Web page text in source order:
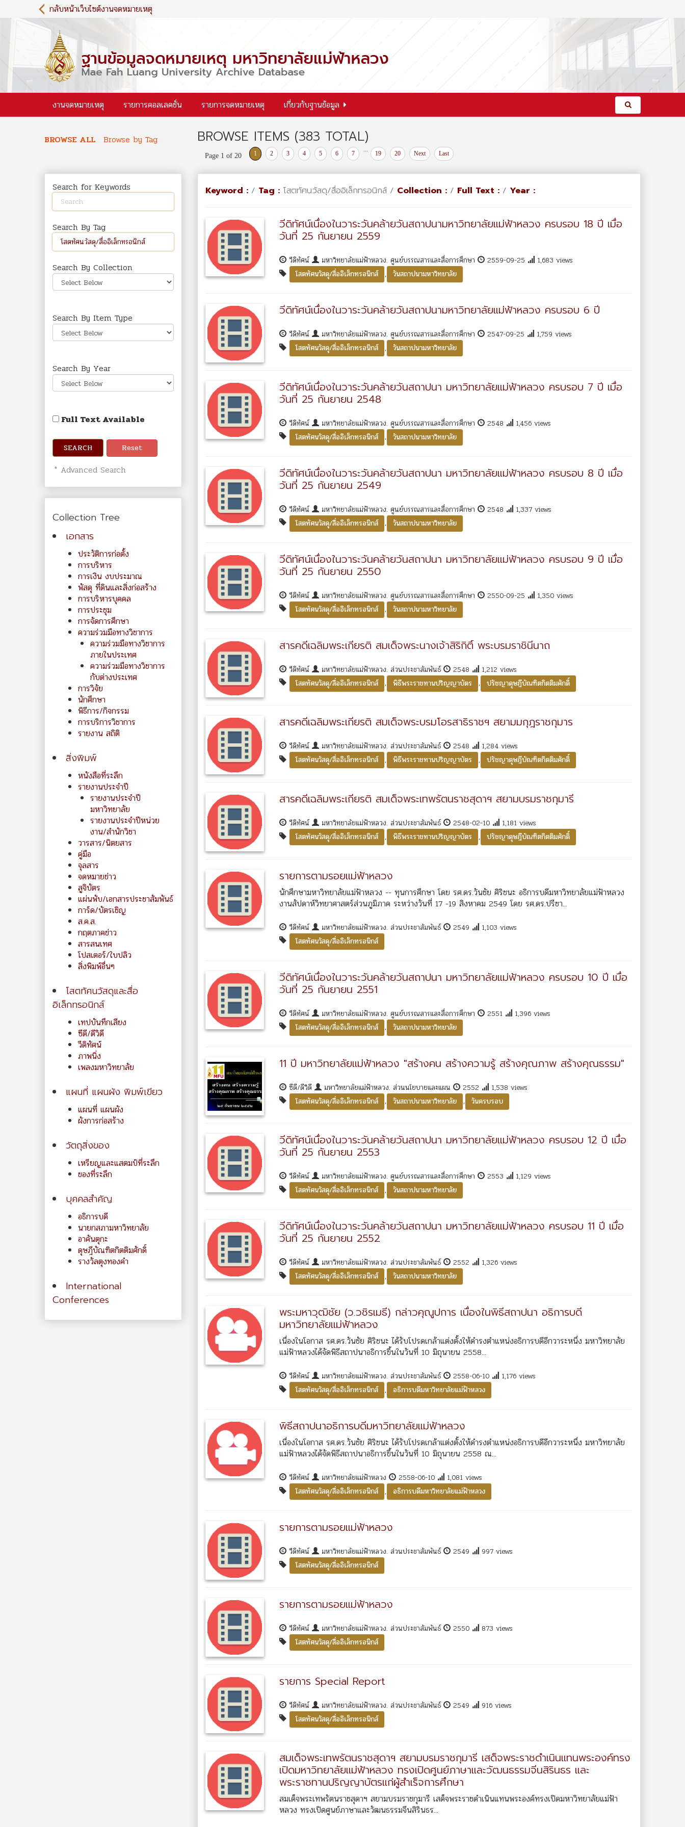
i
c
กลับหน้าเว็บไซต์งานจดหมายเหตุ
งานจดหมายเหตุ รายการคอลเลคชั่น รายการจดหมายเหตุ เกี่ยวกับฐานข้อมูล
BROWSE ALL Browse by Tag BROWSE ITEMS (383 TOTAL)
Page 1 of 20 1 2 3 4 5 6 7
...
19 20 Next Last
Search for Keywords
Search By Tag
Search By Collection
Search By Item Type
Search By Year
Full Text Available
SEARCH Reset
* Advanced Search
Collection Tree
เอกสาร
ประวัติการก่อตั้ง
การบริหาร
การเงิน งบประมาณ
พัสดุ ที่ดินและสิ่งก่อสร้าง
การบริหารบุคคล
การประชุม
การจัดการศึกษา
ความร่วมมือทางวิชาการ
ความร่วมมือทางวิชาการ
ภายในประเทศ
ความร่วมมือทางวิชาการ
กับต่างประเทศ
การวิจัย
นักศึกษา
พิธีการ/กิจกรรม
การบริการวิชาการ
รายงาน สถิติ
สิ่งพิมพ์
หนังสือที่ระลึก
รายงานประจำปี
รายงานประจำปี
มหาวิทยาลัย
รายงานประจำปีหน่วย
งาน/สำนักวิชา
วารสาร/นิตยสาร
คู่มือ
จุลสาร
จดหมายข่าว
สูจิบัตร
แผ่นพับ/เอกสารประชาสัมพันธ์
การ์ด/บัตรเชิญ
ส.ค.ส.
กฤตภาคข่าว
สารสนเทศ
โปสเตอร์/ใบปลิว
สิ่งพิมพ์อื่นๆ
โสตทัศนวัสดุและสื่อ
อิเล็กทรอนิกส์
เทปบันทึกเสียง
ซีดี/ดีวิดี
วีดิทัศน์
ภาพนิ่ง
เพลงมหาวิทยาลัย
แผนที่ แผนผัง พิมพ์เขียว
แผนที่ แผนผัง
ผังการก่อสร้าง
วัตถุสิ่งของ
เหรียญและแสตมป์ที่ระลึก
ของที่ระลึก
บุคคลสำคัญ
อธิการบดี
นายกสภามหาวิทยาลัย
อาคันตุกะ
ดุษฎีบัณฑิตกิตติมศักดิ์
รางวัลตุงทองคำ
International
Conferences
Keyword : / Tag : โสตทัศนวัสดุ/สื่ออิเล็กทรอนิกส์ / Collection : / Full Text : / Year :
วีดิทัศน์เนื่องในวาระวันคล้ายวันสถาปนามหาวิทยาลัยแม่ฟ้าหลวง ครบรอบ 18 ปี เมื่อ
วันที่ 25 กันยายน 2559
วีดิทัศน์ มหาวิทยาลัยแม่ฟ้าหลวง. ศูนย์บรรณสารและสื่อการศึกษา 2559-09-25
1,683 views
โสตทัศนวัสดุ/สื่ออิเล็กทรอนิกส์
, วันสถาปนามหาวิทยาลัย
วีดิทัศน์เนื่องในวาระวันคล้ายวันสถาปนามหาวิทยาลัยแม่ฟ้าหลวง ครบรอบ 6 ปี
วีดิทัศน์ มหาวิทยาลัยแม่ฟ้าหลวง. ศูนย์บรรณสารและสื่อการศึกษา 2547-09-25
1,759 views
โสตทัศนวัสดุ/สื่ออิเล็กทรอนิกส์
, วันสถาปนามหาวิทยาลัย
วีดิทัศน์เนื่องในวาระวันคล้ายวันสถาปนา มหาวิทยาลัยแม่ฟ้าหลวง ครบรอบ 7 ปี เมื่อ
วันที่ 25 กันยายน 2548
วีดิทัศน์ มหาวิทยาลัยแม่ฟ้าหลวง. ศูนย์บรรณสารและสื่อการศึกษา 2548
1,456 views
โสตทัศนวัสดุ/สื่ออิเล็กทรอนิกส์
, วันสถาปนามหาวิทยาลัย
วีดิทัศน์เนื่องในวาระวันคล้ายวันสถาปนา มหาวิทยาลัยแม่ฟ้าหลวง ครบรอบ 8 ปี เมื่อ
วันที่ 25 กันยายน 2549
วีดิทัศน์ มหาวิทยาลัยแม่ฟ้าหลวง. ศูนย์บรรณสารและสื่อการศึกษา 2548
1,337 views
โสตทัศนวัสดุ/สื่ออิเล็กทรอนิกส์
, วันสถาปนามหาวิทยาลัย
วีดิทัศน์เนื่องในวาระวันคล้ายวันสถาปนา มหาวิทยาลัยแม่ฟ้าหลวง ครบรอบ 9 ปี เมื่อ
วันที่ 25 กันยายน 2550
วีดิทัศน์ มหาวิทยาลัยแม่ฟ้าหลวง. ศูนย์บรรณสารและสื่อการศึกษา 2550-09-25
1,350 views
โสตทัศนวัสดุ/สื่ออิเล็กทรอนิกส์
, วันสถาปนามหาวิทยาลัย
สารคดีเฉลิมพระเกียรติ สมเด็จพระนางเจ้าสิริกิติ์ พระบรมราชินีนาถ
วีดิทัศน์ มหาวิทยาลัยแม่ฟ้าหลวง. ส่วนประชาสัมพันธ์ 2548
1,212 views
โสตทัศนวัสดุ/สื่ออิเล็กทรอนิกส์
, พิธีพระราชทานปริญญาบัตร , ปรัชญาดุษฎีบัณฑิตกิตติมศักดิ์
สารคดีเฉลิมพระเกียรติ สมเด็จพระบรมโอรสาธิราชฯ สยามมกุฎราชกุมาร
วีดิทัศน์ มหาวิทยาลัยแม่ฟ้าหลวง. ส่วนประชาสัมพันธ์ 2548
1,284 views
โสตทัศนวัสดุ/สื่ออิเล็กทรอนิกส์
, พิธีพระราชทานปริญญาบัตร , ปรัชญาดุษฎีบัณฑิตกิตติมศักดิ์
สารคดีเฉลิมพระเกียรติ สมเด็จพระเทพรัตนราชสุดาฯ สยามบรมราชกุมารี
วีดิทัศน์ มหาวิทยาลัยแม่ฟ้าหลวง. ส่วนประชาสัมพันธ์ 2548-02-10
1,181 views
โสตทัศนวัสดุ/สื่ออิเล็กทรอนิกส์
, พิธีพระราชทานปริญญาบัตร , ปรัชญาดุษฎีบัณฑิตกิตติมศักดิ์
รายการตามรอยแม่ฟ้าหลวง
นักศึกษามหาวิทยาลัยแม่ฟ้าหลวง -- ทุนการศึกษา โดย รศ.ดร.วันชัย ศิริชนะ อธิการบดีมหาวิทยาลัยแม่ฟ้าหลวง
งานสัปดาห์วิทยาศาสตร์ส่วนภูมิภาค ระหว่างวันที่ 17 -19 สิงหาคม 2549 โดย รศ.ดร.ปรีชา...
วีดิทัศน์ มหาวิทยาลัยแม่ฟ้าหลวง. ส่วนประชาสัมพันธ์ 2549
1,103 views
โสตทัศนวัสดุ/สื่ออิเล็กทรอนิกส์
วีดิทัศน์เนื่องในวาระวันคล้ายวันสถาปนา มหาวิทยาลัยแม่ฟ้าหลวง ครบรอบ 10 ปี เมื่อ
วันที่ 25 กันยายน 2551
วีดิทัศน์ มหาวิทยาลัยแม่ฟ้าหลวง. ศูนย์บรรณสารและสื่อการศึกษา 2551
1,396 views
โสตทัศนวัสดุ/สื่ออิเล็กทรอนิกส์
, วันสถาปนามหาวิทยาลัย
11 ปี มหาวิทยาลัยแม่ฟ้าหลวง "สร้างคน สร้างความรู้ สร้างคุณภาพ สร้างคุณธรรม"
ซีดี/ดีวิดี มหาวิทยาลัยแม่ฟ้าหลวง. ส่วนนโยบายและแผน 2552
1,538 views
โสตทัศนวัสดุ/สื่ออิเล็กทรอนิกส์
, วันสถาปนามหาวิทยาลัย , วันครบรอบ
วีดิทัศน์เนื่องในวาระวันคล้ายวันสถาปนา มหาวิทยาลัยแม่ฟ้าหลวง ครบรอบ 12 ปี เมื่อ
วันที่ 25 กันยายน 2553
วีดิทัศน์ มหาวิทยาลัยแม่ฟ้าหลวง. ศูนย์บรรณสารและสื่อการศึกษา 2553
1,129 views
โสตทัศนวัสดุ/สื่ออิเล็กทรอนิกส์
, วันสถาปนามหาวิทยาลัย
วีดิทัศน์เนื่องในวาระวันคล้ายวันสถาปนา มหาวิทยาลัยแม่ฟ้าหลวง ครบรอบ 11 ปี เมื่อ
วันที่ 25 กันยายน 2552
วีดิทัศน์ มหาวิทยาลัยแม่ฟ้าหลวง. ส่วนประชาสัมพันธ์ 2552
1,326 views
โสตทัศนวัสดุ/สื่ออิเล็กทรอนิกส์
, วันสถาปนามหาวิทยาลัย
พระมหาวุฒิชัย (ว.วชิรเมธี) กล่าวคุณูปการ เนื่องในพิธีสถาปนา อธิการบดี
มหาวิทยาลัยแม่ฟ้าหลวง
เนื่องในโอกาส รศ.ดร.วันชัย ศิริชนะ ได้รับโปรดเกล้าแต่งตั้งให้ดำรงตำแหน่งอธิการบดีอีกวาระหนึ่ง มหาวิทยาลัย
แม่ฟ้าหลวงได้จัดพิธีสถาปนาอธิการขึ้นในวันที่ 10 มิถุนายน 2558...
วีดิทัศน์ มหาวิทยาลัยแม่ฟ้าหลวง. ส่วนประชาสัมพันธ์ 2558-06-10
1,176 views
โสตทัศนวัสดุ/สื่ออิเล็กทรอนิกส์
, อธิการบดีมหาวิทยาลัยแม่ฟ้าหลวง
พิธีสถาปนาอธิการบดีมหาวิทยาลัยแม่ฟ้าหลวง
เนื่องในโอกาส รศ.ดร.วันชัย ศิริชนะ ได้รับโปรดเกล้าแต่งตั้งให้ดำรงตำแหน่งอธิการบดีอีกวาระหนึ่ง มหาวิทยาลัย
แม่ฟ้าหลวงได้จัดพิธีสถาปนาอธิการขึ้นในวันที่ 10 มิถุนายน 2558 ณ...
วีดิทัศน์ มหาวิทยาลัยแม่ฟ้าหลวง 2558-06-10
1,081 views
โสตทัศนวัสดุ/สื่ออิเล็กทรอนิกส์
, อธิการบดีมหาวิทยาลัยแม่ฟ้าหลวง
รายการตามรอยแม่ฟ้าหลวง
วีดิทัศน์ มหาวิทยาลัยแม่ฟ้าหลวง. ส่วนประชาสัมพันธ์ 2549
997 views
โสตทัศนวัสดุ/สื่ออิเล็กทรอนิกส์
รายการตามรอยแม่ฟ้าหลวง
วีดิทัศน์ มหาวิทยาลัยแม่ฟ้าหลวง. ส่วนประชาสัมพันธ์ 2550
873 views
โสตทัศนวัสดุ/สื่ออิเล็กทรอนิกส์
รายการ Special Report
วีดิทัศน์ มหาวิทยาลัยแม่ฟ้าหลวง. ส่วนประชาสัมพันธ์ 2549
916 views
โสตทัศนวัสดุ/สื่ออิเล็กทรอนิกส์
สมเด็จพระเทพรัตนราชสุดาฯ สยามบรมราชกุมารี เสด็จพระราชดำเนินแทนพระองค์ทรง
เปิดมหาวิทยาลัยแม่ฟ้าหลวง ทรงเปิดศูนย์ภาษาและวัฒนธรรมจีนสิรินธร และ
พระราชทานปริญญาบัตรแก่ผู้สำเร็จการศึกษา
สมเด็จพระเทพรัตนราชสุดาฯ สยามบรมราชกุมารี เสด็จพระราชดำเนินแทนพระองค์ทรงเปิดมหาวิทยาลัยแม่ฟ้า
หลวง ทรงเปิดศูนย์ภาษาและวัฒนธรรมจีนสิรินธร...